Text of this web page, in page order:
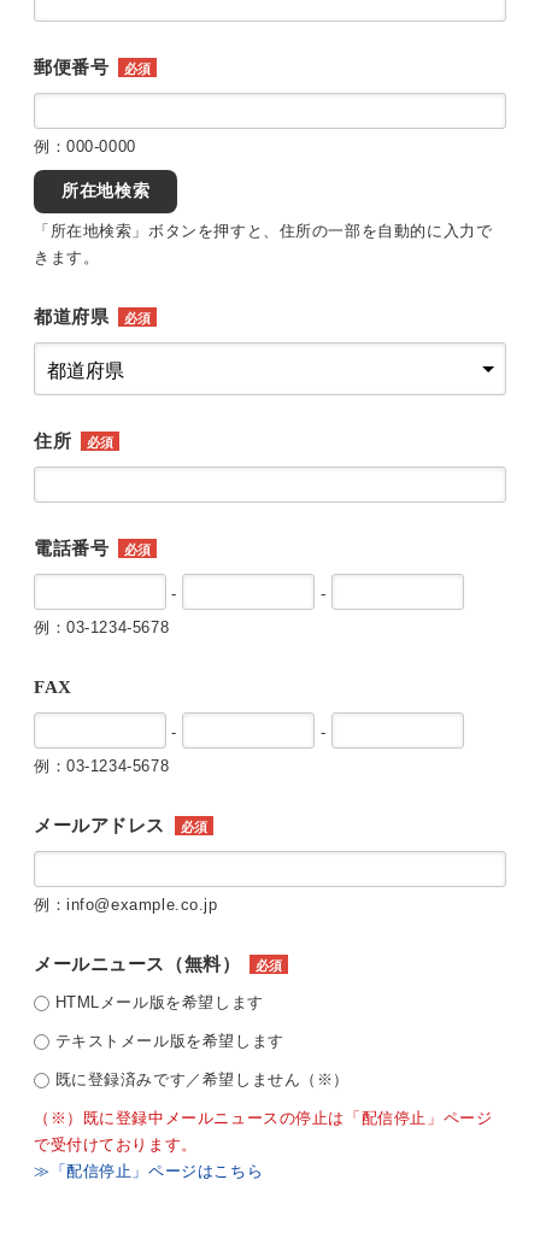
郵便番号 必須
例：000-0000
所在地検索
「所在地検索」ボタンを押すと、住所の一部を自動的に入力で
きます。
都道府県 必須
住所 必須
電話番号 必須
-
-
例：03-1234-5678
FAX
-
-
例：03-1234-5678
メールアドレス 必須
例：info@example.co.jp
メールニュース（無料） 必須
HTMLメール版を希望します
テキストメール版を希望します
既に登録済みです／希望しません（※）
（※）既に登録中メールニュースの停止は「配信停止」ページ
で受付けております。
≫「配信停止」ページはこちら